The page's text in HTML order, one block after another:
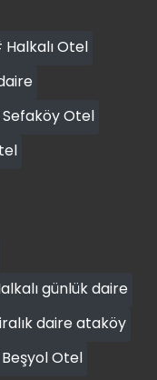
Halkalı Otel
Otel
günlük daire
daire ataköy
Otel